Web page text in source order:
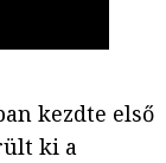
kezdte első
ki a